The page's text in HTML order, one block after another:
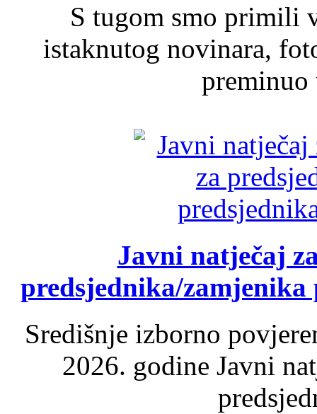
S tugom smo primili
istaknutog novinara,
Javni natječaj
predsjednika/
Središnje izborno
2026. godine Javni